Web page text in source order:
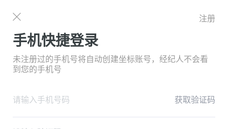
注册
手机快捷登录
未注册过的手机号将自动创建坐标账号，经纪人不会看
到您的手机号
获取验证码